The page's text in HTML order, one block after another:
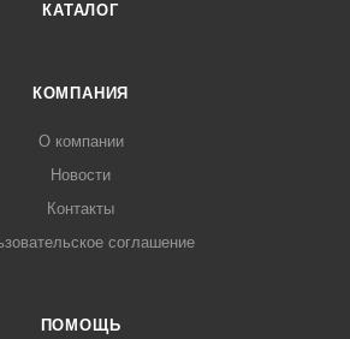
КАТАЛОГ
КОМПАНИЯ
О компании
Новости
Контакты
соглашение
ПОМОЩЬ